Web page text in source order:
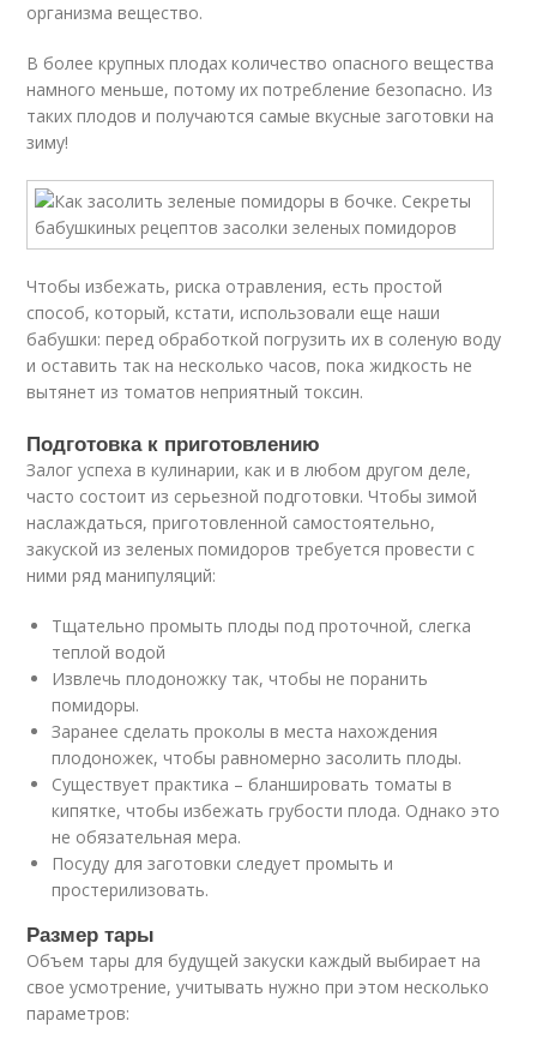
организма вещество.
В более крупных плодах количество опасного вещества
намного меньше, потому их потребление безопасно. Из
таких плодов и получаются самые вкусные заготовки на
зиму!
Чтобы избежать, риска отравления, есть простой
способ, который, кстати, использовали еще наши
бабушки: перед обработкой погрузить их в соленую воду
и оставить так на несколько часов, пока жидкость не
вытянет из томатов неприятный токсин.
Подготовка к приготовлению
Залог успеха в кулинарии, как и в любом другом деле,
часто состоит из серьезной подготовки. Чтобы зимой
наслаждаться, приготовленной самостоятельно,
закуской из зеленых помидоров требуется провести с
ними ряд манипуляций:
Тщательно промыть плоды под проточной, слегка
теплой водой
Извлечь плодоножку так, чтобы не поранить
помидоры.
Заранее сделать проколы в места нахождения
плодоножек, чтобы равномерно засолить плоды.
Существует практика – бланшировать томаты в
кипятке, чтобы избежать грубости плода. Однако это
не обязательная мера.
Посуду для заготовки следует промыть и
простерилизовать.
Размер тары
Объем тары для будущей закуски каждый выбирает на
свое усмотрение, учитывать нужно при этом несколько
параметров: